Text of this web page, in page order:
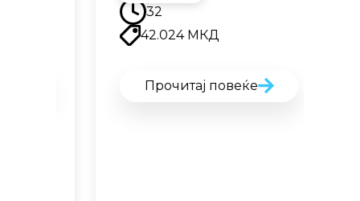
32
42.024МКД
Прочитај повеќе